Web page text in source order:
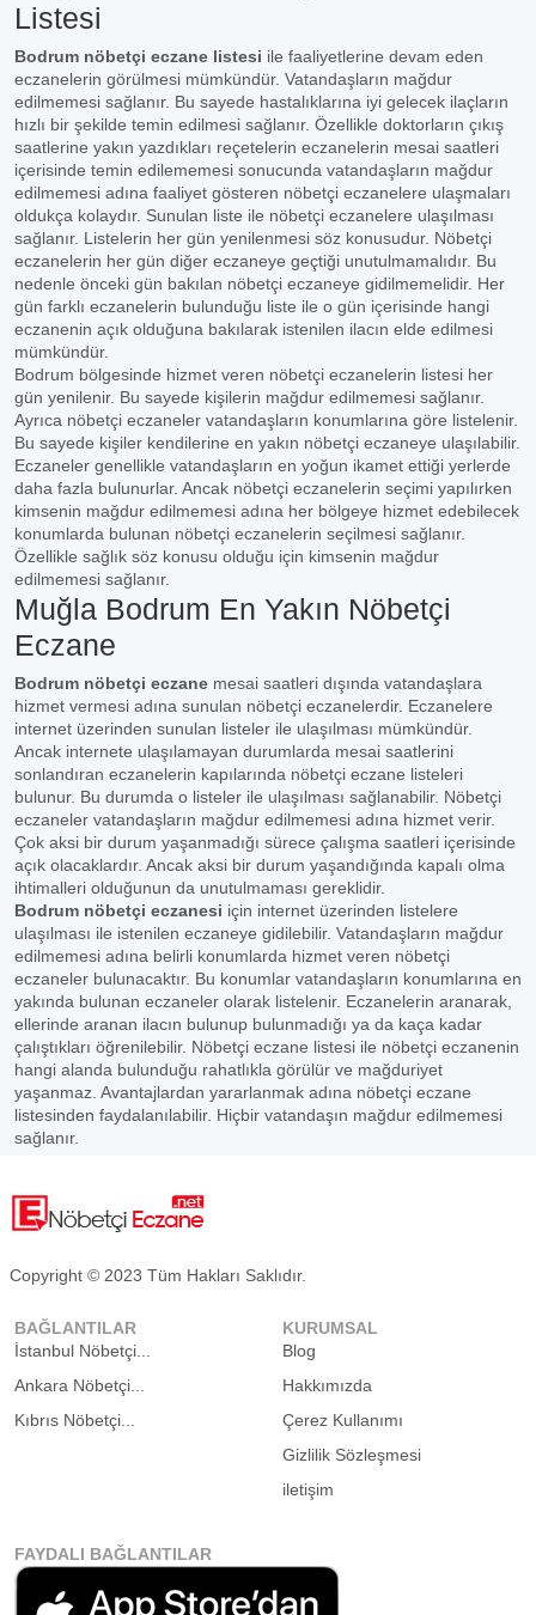
Listesi
Bodrum nöbetçi eczane listesi ile faaliyetlerine devam eden
eczanelerin görülmesi mümkündür. Vatandaşların mağdur
edilmemesi sağlanır. Bu sayede hastalıklarına iyi gelecek ilaçların
hızlı bir şekilde temin edilmesi sağlanır. Özellikle doktorların çıkış
saatlerine yakın yazdıkları reçetelerin eczanelerin mesai saatleri
içerisinde temin edilememesi sonucunda vatandaşların mağdur
edilmemesi adına faaliyet gösteren nöbetçi eczanelere ulaşmaları
oldukça kolaydır. Sunulan liste ile nöbetçi eczanelere ulaşılması
sağlanır. Listelerin her gün yenilenmesi söz konusudur. Nöbetçi
eczanelerin her gün diğer eczaneye geçtiği unutulmamalıdır. Bu
nedenle önceki gün bakılan nöbetçi eczaneye gidilmemelidir. Her
gün farklı eczanelerin bulunduğu liste ile o gün içerisinde hangi
eczanenin açık olduğuna bakılarak istenilen ilacın elde edilmesi
mümkündür.
Bodrum bölgesinde hizmet veren nöbetçi eczanelerin listesi her
gün yenilenir. Bu sayede kişilerin mağdur edilmemesi sağlanır.
Ayrıca nöbetçi eczaneler vatandaşların konumlarına göre listelenir.
Bu sayede kişiler kendilerine en yakın nöbetçi eczaneye ulaşılabilir.
Eczaneler genellikle vatandaşların en yoğun ikamet ettiği yerlerde
daha fazla bulunurlar. Ancak nöbetçi eczanelerin seçimi yapılırken
kimsenin mağdur edilmemesi adına her bölgeye hizmet edebilecek
konumlarda bulunan nöbetçi eczanelerin seçilmesi sağlanır.
Özellikle sağlık söz konusu olduğu için kimsenin mağdur
edilmemesi sağlanır.
Muğla Bodrum En Yakın Nöbetçi
Eczane
Bodrum nöbetçi eczane mesai saatleri dışında vatandaşlara
hizmet vermesi adına sunulan nöbetçi eczanelerdir. Eczanelere
internet üzerinden sunulan listeler ile ulaşılması mümkündür.
Ancak internete ulaşılamayan durumlarda mesai saatlerini
sonlandıran eczanelerin kapılarında nöbetçi eczane listeleri
bulunur. Bu durumda o listeler ile ulaşılması sağlanabilir. Nöbetçi
eczaneler vatandaşların mağdur edilmemesi adına hizmet verir.
Çok aksi bir durum yaşanmadığı sürece çalışma saatleri içerisinde
açık olacaklardır. Ancak aksi bir durum yaşandığında kapalı olma
ihtimalleri olduğunun da unutulmaması gereklidir.
Bodrum nöbetçi eczanesi için internet üzerinden listelere
ulaşılması ile istenilen eczaneye gidilebilir. Vatandaşların mağdur
edilmemesi adına belirli konumlarda hizmet veren nöbetçi
eczaneler bulunacaktır. Bu konumlar vatandaşların konumlarına en
yakında bulunan eczaneler olarak listelenir. Eczanelerin aranarak,
ellerinde aranan ilacın bulunup bulunmadığı ya da kaça kadar
çalıştıkları öğrenilebilir. Nöbetçi eczane listesi ile nöbetçi eczanenin
hangi alanda bulunduğu rahatlıkla görülür ve mağduriyet
yaşanmaz. Avantajlardan yararlanmak adına nöbetçi eczane
listesinden faydalanılabilir. Hiçbir vatandaşın mağdur edilmemesi
sağlanır.
Copyright © 2023 Tüm Hakları Saklıdır.
BAĞLANTILAR
İstanbul Nöbetçi...
Ankara Nöbetçi...
Kıbrıs Nöbetçi...
KURUMSAL
Blog
Hakkımızda
Çerez Kullanımı
Gizlilik Sözleşmesi
iletişim
FAYDALI BAĞLANTILAR